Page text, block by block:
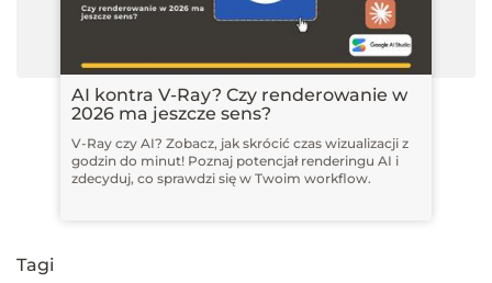
AI kontra V-Ray? Czy renderowanie w
2026 ma jeszcze sens?
V-Ray czy AI? Zobacz, jak skrócić czas wizualizacji z
godzin do minut! Poznaj potencjał renderingu AI i
zdecyduj, co sprawdzi się w Twoim workflow.
Tagi